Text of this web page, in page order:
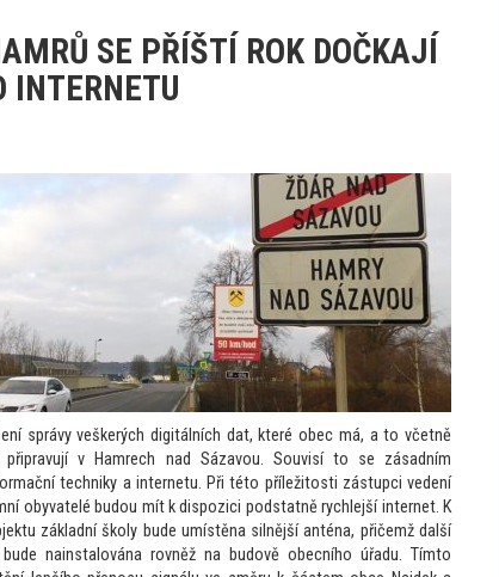
SE PŘÍŠTÍ ROK DOČKAJÍ
INTERNETU
správy veškerých digitálních dat, které obec má, ato včetně
v Hamrech nad Sázavou. Souvisí to se zásadním
techniky a internetu. Při této příležitosti zástupci vedení
obyvatelé budou mít k dispozici podstatně rychlejší internet. K
základní školy bude umístěna silnější anténa, přičemž další
nainstalována rovněž na budově obecního úřadu. Tímto